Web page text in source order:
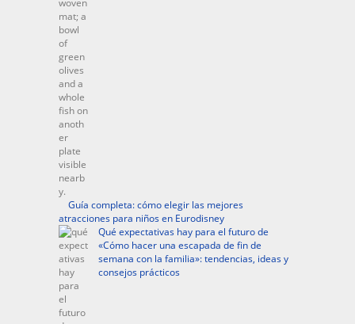
Guía completa: cómo elegir las mejores
atracciones para niños en Eurodisney
Qué expectativas hay para el futuro de
«Cómo hacer una escapada de fin de
semana con la familia»: tendencias, ideas y
consejos prácticos